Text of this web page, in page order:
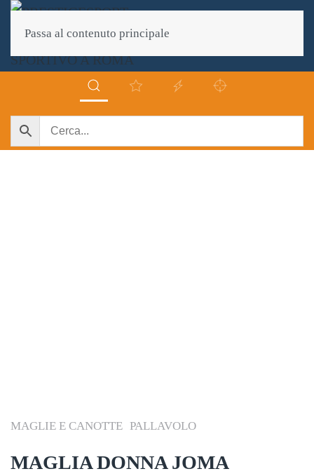
Passa al contenuto principale
MAGLIE E CANOTTE PALLAVOLO
MAGLIA DONNA JOMA